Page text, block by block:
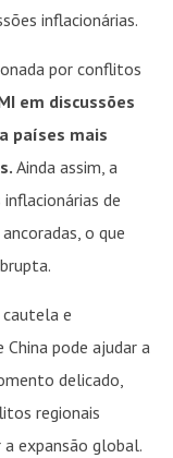
inflacionárias.
por conflitos
em discussões
países mais
Ainda assim, a
de
o que
cautela e
pode ajudar a
delicado,
regionais
expansão global.